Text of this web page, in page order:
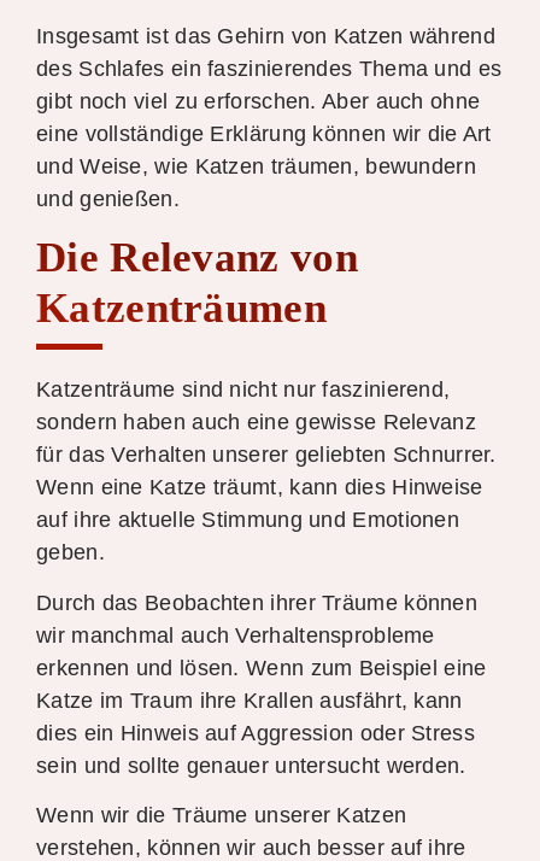
Insgesamt ist das Gehirn von Katzen während
des Schlafes ein faszinierendes Thema und es
gibt noch viel zu erforschen. Aber auch ohne
eine vollständige Erklärung können wir die Art
und Weise, wie Katzen träumen, bewundern
und genießen.
Die Relevanz von
Katzenträumen
Katzenträume sind nicht nur faszinierend,
sondern haben auch eine gewisse Relevanz
für das Verhalten unserer geliebten Schnurrer.
Wenn eine Katze träumt, kann dies Hinweise
auf ihre aktuelle Stimmung und Emotionen
geben.
Durch das Beobachten ihrer Träume können
wir manchmal auch Verhaltensprobleme
erkennen und lösen. Wenn zum Beispiel eine
Katze im Traum ihre Krallen ausfährt, kann
dies ein Hinweis auf Aggression oder Stress
sein und sollte genauer untersucht werden.
Wenn wir die Träume unserer Katzen
verstehen, können wir auch besser auf ihre